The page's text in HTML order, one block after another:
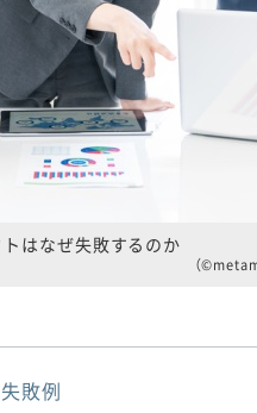
はなぜ失敗するのか
（
敗例